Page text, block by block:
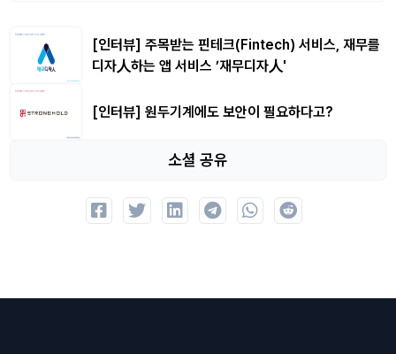
[인터뷰] 주목받는 핀테크(Fintech) 서비스, 재무를
디자人하는 앱 서비스 ’재무디자人'
[인터뷰] 원두기계에도 보안이 필요하다고?
소셜 공유